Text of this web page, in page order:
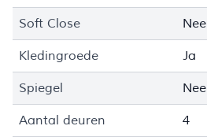
Soft Close Nee
Kledingroede Ja
Spiegel Nee
Aantal deuren 4